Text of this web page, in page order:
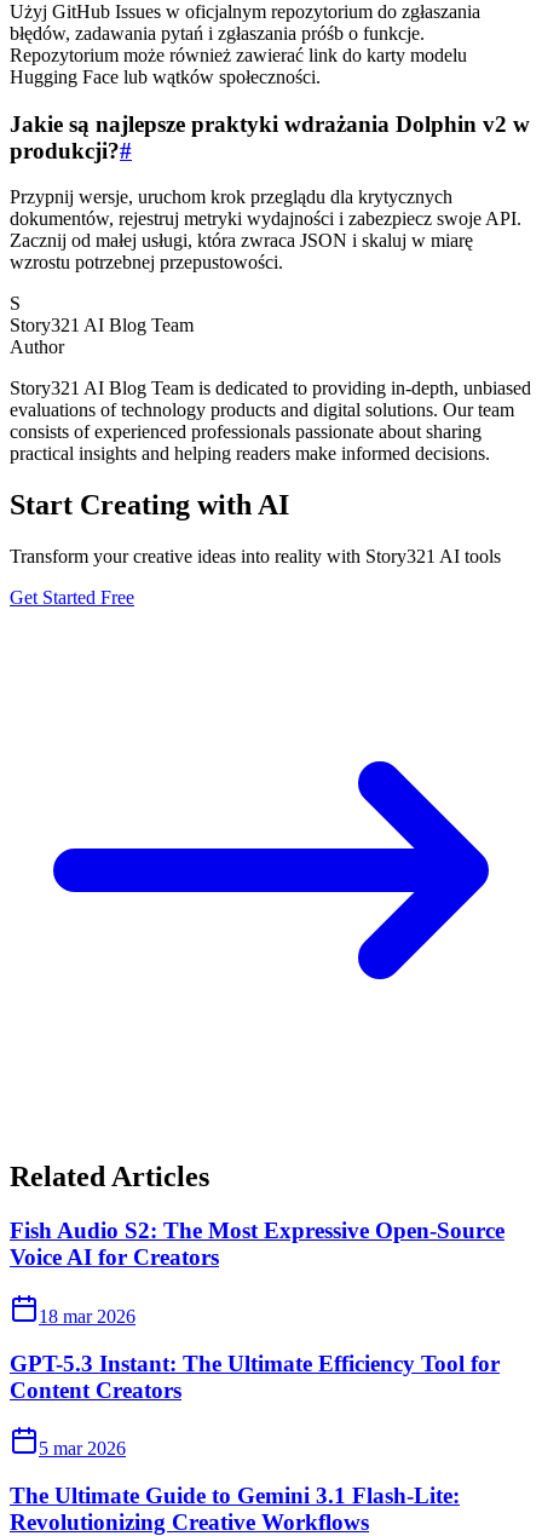
Użyj GitHub Issues w oficjalnym repozytorium do zgłaszania
błędów, zadawania pytań i zgłaszania próśb o funkcje.
Repozytorium może również zawierać link do karty modelu
Hugging Face lub wątków społeczności.
Jakie są najlepsze praktyki wdrażania Dolphin v2 w
produkcji?#
Przypnij wersje, uruchom krok przeglądu dla krytycznych
dokumentów, rejestruj metryki wydajności i zabezpiecz swoje API.
Zacznij od małej usługi, która zwraca JSON i skaluj w miarę
wzrostu potrzebnej przepustowości.
S
Story321 AI Blog Team
Author
Story321 AI Blog Team is dedicated to providing in-depth, unbiased
evaluations of technology products and digital solutions. Our team
consists of experienced professionals passionate about sharing
practical insights and helping readers make informed decisions.
Start Creating with AI
Transform your creative ideas into reality with Story321 AI tools
Get Started Free
Related Articles
Fish Audio S2: The Most Expressive Open-Source
Voice AI for Creators
18 mar 2026
GPT-5.3 Instant: The Ultimate Efficiency Tool for
Content Creators
5 mar 2026
The Ultimate Guide to Gemini 3.1 Flash-Lite:
Revolutionizing Creative Workflows